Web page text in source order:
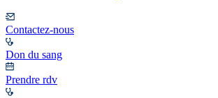
Contactez-nous
Don du sang
Prendre rdv